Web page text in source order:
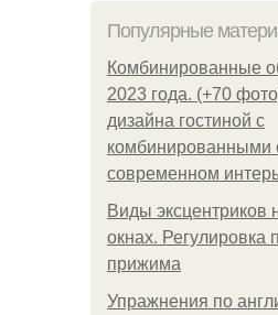
Популярные
Комбинированные
2023 года. (+70
дизайна гостиной с
комбинированными
современном
Виды эксцентриков
окнах. Регулировка
прижима
Упражнения по